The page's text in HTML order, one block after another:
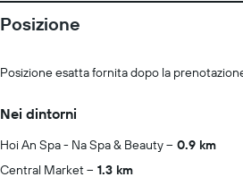
Posizione
Posizione esatta fornita dopo la
Nei dintorni
Hoi An Spa - Na Spa & Beauty
0.9 km
Central Market
1.3 km